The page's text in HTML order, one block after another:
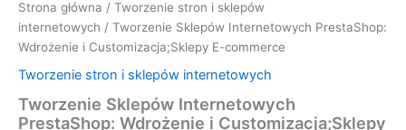
Strona główna / Tworzenie stron i sklepów
internetowych / Tworzenie Sklepów Internetowych PrestaShop:
Wdrożenie i Customizacja;Sklepy E-commerce
Tworzenie stron i sklepów internetowych
Tworzenie Sklepów Internetowych
PrestaShop: Wdrożenie i Customizacja;Sklepy